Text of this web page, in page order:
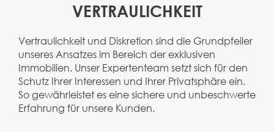
VERTRAULICHKEIT
Vertraulichkeit und Diskretion sind die Grundpfeiler
unseres Ansatzes im Bereich der exklusiven
Immobilien. Unser Expertenteam setzt sich für den
Schutz Ihrer Interessen und Ihrer Privatsphäre ein.
So gewährleistet es eine sichere und unbeschwerte
Erfahrung für unsere Kunden.